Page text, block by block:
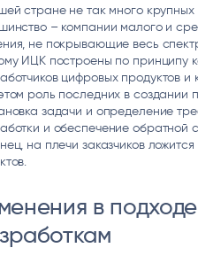
стране не так много
– компании малого и
не покрывающие весь
ИЦК построены по принципу
цифровых продуктов и
роль последних в
задачи и определение
и обеспечение обратной
на плечи заказчиков
в